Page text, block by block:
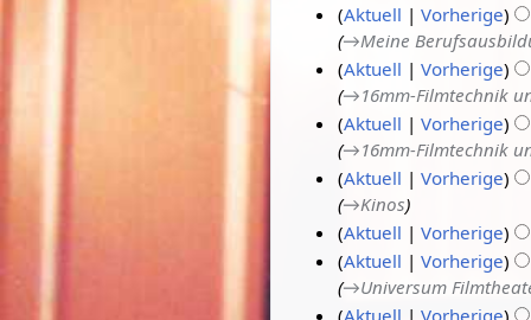
2
z
m
e
2
2
0
D
z
m
e
2
0
Aktuell
Vorherige
→Meine
Aktuell
Vorherige
→16mm-Filmtechnik
Aktuell
Vorherige
→16mm-Filmtechnik
2
Aktuell Vorherige
→Kinos
8
Aktuell Vorherige
K
e
i
Aktuell Vorherige
→Universum